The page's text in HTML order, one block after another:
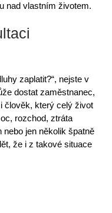
nad vlastním životem.
zaplatit?“, nejste v
dostat zaměstnanec,
člověk, který celý život
, rozchod, ztráta
nebo jen několik špatně
že i z takové situace